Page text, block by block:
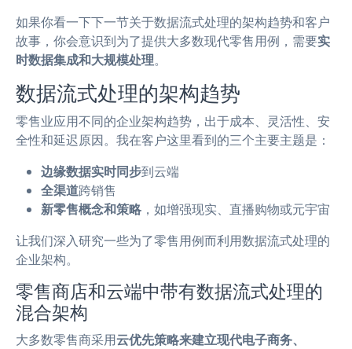
如果你看一下下一节关于数据流式处理的架构趋势和客户
故事，你会意识到为了提供大多数现代零售用例，需要实
时数据集成和大规模处理。
数据流式处理的架构趋势
零售业应用不同的企业架构趋势，出于成本、灵活性、安
全性和延迟原因。我在客户这里看到的三个主要主题是：
边缘数据实时同步到云端
全渠道跨销售
新零售概念和策略 ，如增强现实、直播购物或元宇宙
让我们深入研究一些为了零售用例而利用数据流式处理的
企业架构。
零售商店和云端中带有数据流式处理的
混合架构
大多数零售商采用云优先策略来建立现代电子商务、